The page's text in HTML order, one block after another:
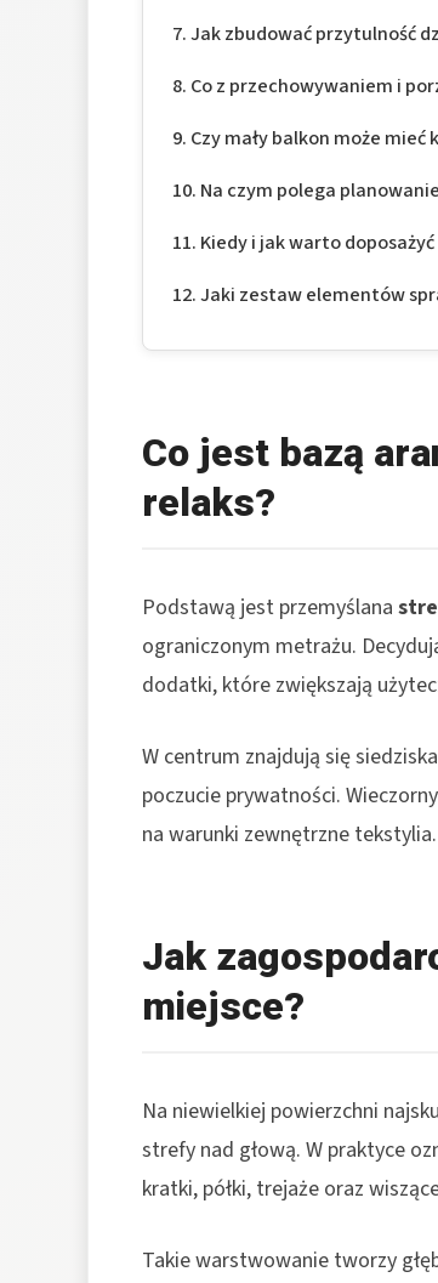
Jak zbudować przytulność
Co z przechowywaniem i
Czy mały balkon może
Na czym polega
Kiedy i jak warto
Jaki zestaw elementów
Co jest bazą
relaks?
Podstawą jest przemyślana
ograniczonym metrażu.
dodatki, które zwiększają
W centrum znajdują się
poczucie prywatności.
na warunki zewnętrzne tekstylia.
Jak
miejsce?
Na niewielkiej powierzchni
strefy nad głową. W praktyce
kratki, półki, trejaże oraz
Takie warstwowanie tworzy